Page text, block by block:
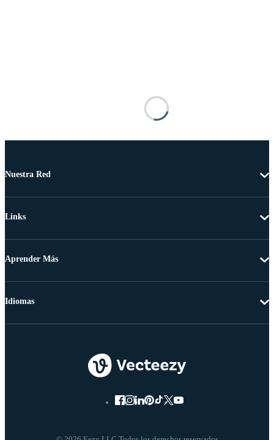
Nuestra Red
Links
Aprender Más
Idiomas